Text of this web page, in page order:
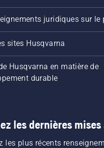
juridiques sur le
sites Husqvarna
Husqvarna en matière de
durable
les dernières
les plus récents